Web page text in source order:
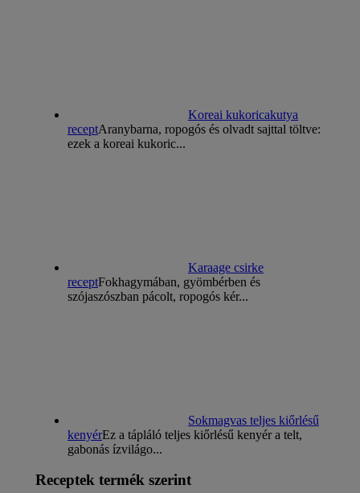
Koreai kukoricakutya
receptAranybarna, ropogós és olvadt sajttal töltve:
ezek a koreai kukoric...
Karaage csirke
receptFokhagymában, gyömbérben és
szójaszószban pácolt, ropogós kér...
Sokmagvas teljes kiőrlésű
kenyérEz a tápláló teljes kiőrlésű kenyér a telt,
gabonás ízvilágo...
Receptek termék szerint